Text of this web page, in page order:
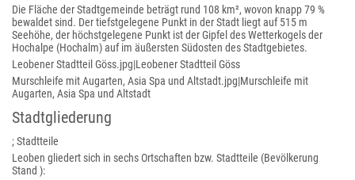
Die Fläche der Stadtgemeinde beträgt rund 108 km², wovon knapp 79 %
bewaldet sind. Der tiefstgelegene Punkt in der Stadt liegt auf 515 m
Seehöhe, der höchstgelegene Punkt ist der Gipfel des Wetterkogels der
Hochalpe (Hochalm) auf im äußersten Südosten des Stadtgebietes.
Leobener Stadtteil Göss.jpg|Leobener Stadtteil Göss
Murschleife mit Augarten, Asia Spa und Altstadt.jpg|Murschleife mit
Augarten, Asia Spa und Altstadt
Stadtgliederung
; Stadtteile
Leoben gliedert sich in sechs Ortschaften bzw. Stadtteile (Bevölkerung
Stand ):